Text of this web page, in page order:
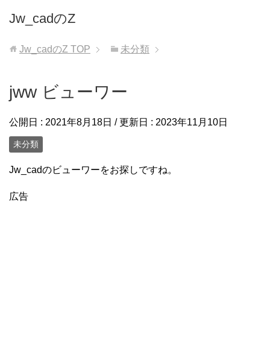
Jw_cadのZ
Jw_cadのZ TOP 未分類
jww ビューワー
公開日 : 2021年8月18日 / 更新日 : 2023年11月10日
未分類
Jw_cadのビューワーをお探しですね。
広告